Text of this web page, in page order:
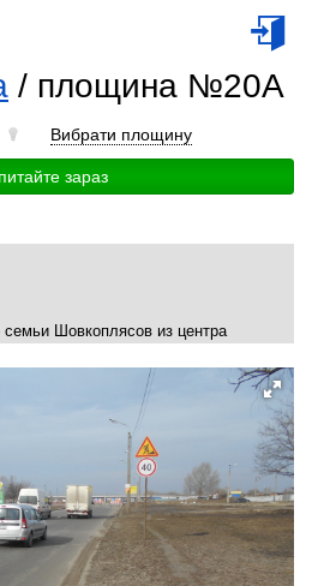
/ площина №20A
Вибрати площину
зараз
семьи Шовкоплясов из центра